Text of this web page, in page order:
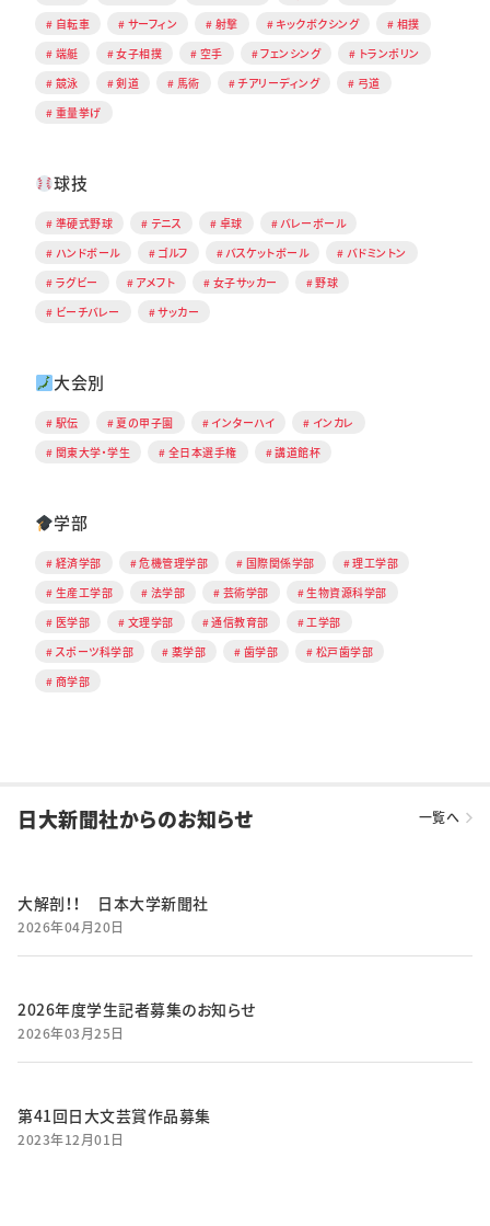
自転車
サーフィン 射撃 キックボクシング
相撲
端艇
女子相撲 空手 フェンシング
トランポリン
競泳
剣道 馬術 チアリーディング
弓道
重量挙げ
球技
準硬式野球 テニス 卓球
バレーボール
ハンドボール
ゴルフ バスケットボール
バドミントン
ラグビー
アメフト 女子サッカー
野球
ビーチバレー
サッカー
大会別
駅伝 夏の甲子園 インターハイ
インカレ
関東大学・学生
全日本選手権 講道館杯
学部
経済学部 危機管理学部 国際関係学部
理工学部
生産工学部
法学部 芸術学部
生物資源科学部
医学部
文理学部 通信教育部
工学部
スポーツ科学部
薬学部 歯学部
松戸歯学部
商学部
日大新聞社からのお知らせ 一覧へ
大解剖！！ 日本大学新聞社
2026年04月20日
2026年度学生記者募集のお知らせ
2026年03月25日
第41回日大文芸賞作品募集
2023年12月01日